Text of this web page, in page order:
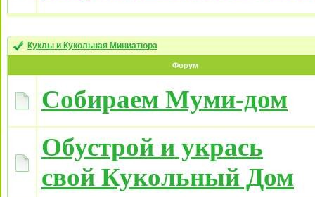
Куклы и Кукольная Миниатюра
Форум
Собираем Муми-дом
Обустрой и укрась
свой Кукольный Дом